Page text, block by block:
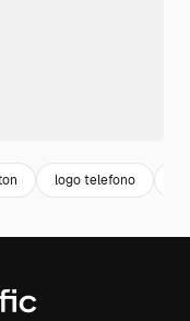
logo telefono